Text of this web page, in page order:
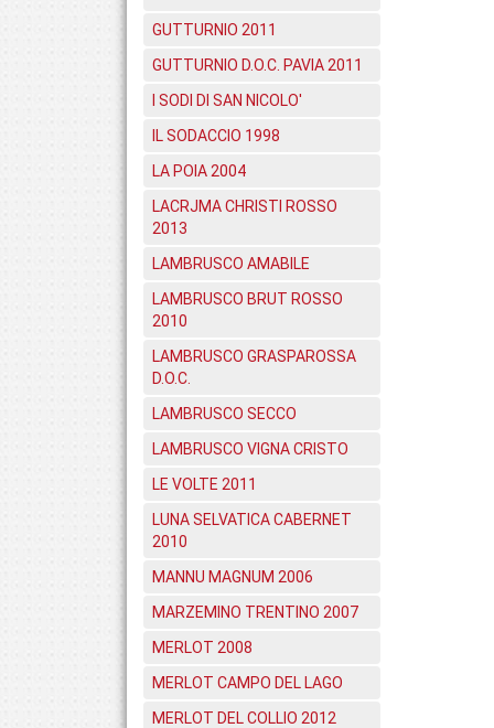
GUTTURNIO 2011
GUTTURNIO D.O.C. PAVIA 2011
I SODI DI SAN NICOLO'
IL SODACCIO 1998
LA POIA 2004
LACRJMA CHRISTI ROSSO
2013
LAMBRUSCO AMABILE
LAMBRUSCO BRUT ROSSO
2010
LAMBRUSCO GRASPAROSSA
D.O.C.
LAMBRUSCO SECCO
LAMBRUSCO VIGNA CRISTO
LE VOLTE 2011
LUNA SELVATICA CABERNET
2010
MANNU MAGNUM 2006
MARZEMINO TRENTINO 2007
MERLOT 2008
MERLOT CAMPO DEL LAGO
MERLOT DEL COLLIO 2012